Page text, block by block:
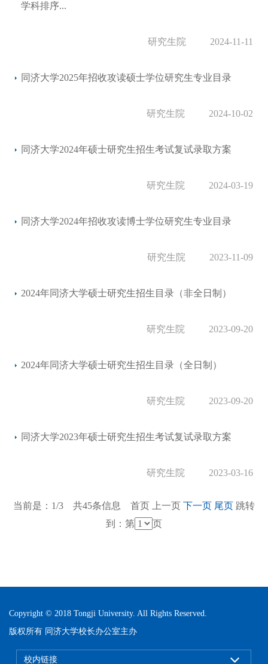
学科排序...
2024-11-11
研究生院
同济大学2025年招收攻读硕士学位研究生专业目录
2024-10-02
研究生院
同济大学2024年硕士研究生招生考试复试录取方案
2024-03-19
研究生院
同济大学2024年招收攻读博士学位研究生专业目录
2023-11-09
研究生院
2024年同济大学硕士研究生招生目录（非全日制）
2023-09-20
研究生院
2024年同济大学硕士研究生招生目录（全日制）
2023-09-20
研究生院
同济大学2023年硕士研究生招生考试复试录取方案
2023-03-16
研究生院
当前是：1/3 共45条信息 首页 上一页 下一页 尾页 跳转
到：第
页
Copyright © 2018 Tongji University. All Rights Reserved.
版权所有 同济大学校长办公室主办